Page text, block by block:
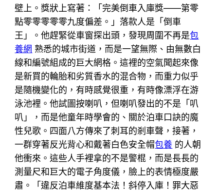
壁上。獎狀上寫著：「完美倒車入庫獎——第零
點零零零零零九度偏差。」落款人是「倒車
王」。他趕緊從車窗探出頭，發現周圍不再是包
養網 熟悉的城市街道，而是一望無際、由無數白
線和編號組成的巨大網格。這裡的空氣聞起來像
是新買的輪胎和劣質香水的混合物，而重力似乎
是隨機變化的，有時感覺很重，有時像漂浮在游
泳池裡。他試圖按喇叭，但喇叭發出的不是「叭
叭」，而是他童年時學會的、關於泊車口訣的魔
性兒歌。四面八方傳來了刺耳的剎車聲，接著，
一群穿著反光背心和戴著白色安全帽包養 的人朝
他衝來。這些人手裡拿的不是警棍，而是長長的
測量尺和巨大的電子角度儀，臉上的表情極度嚴
肅。「違反泊車維度基本法！斜停入庫！罪大惡